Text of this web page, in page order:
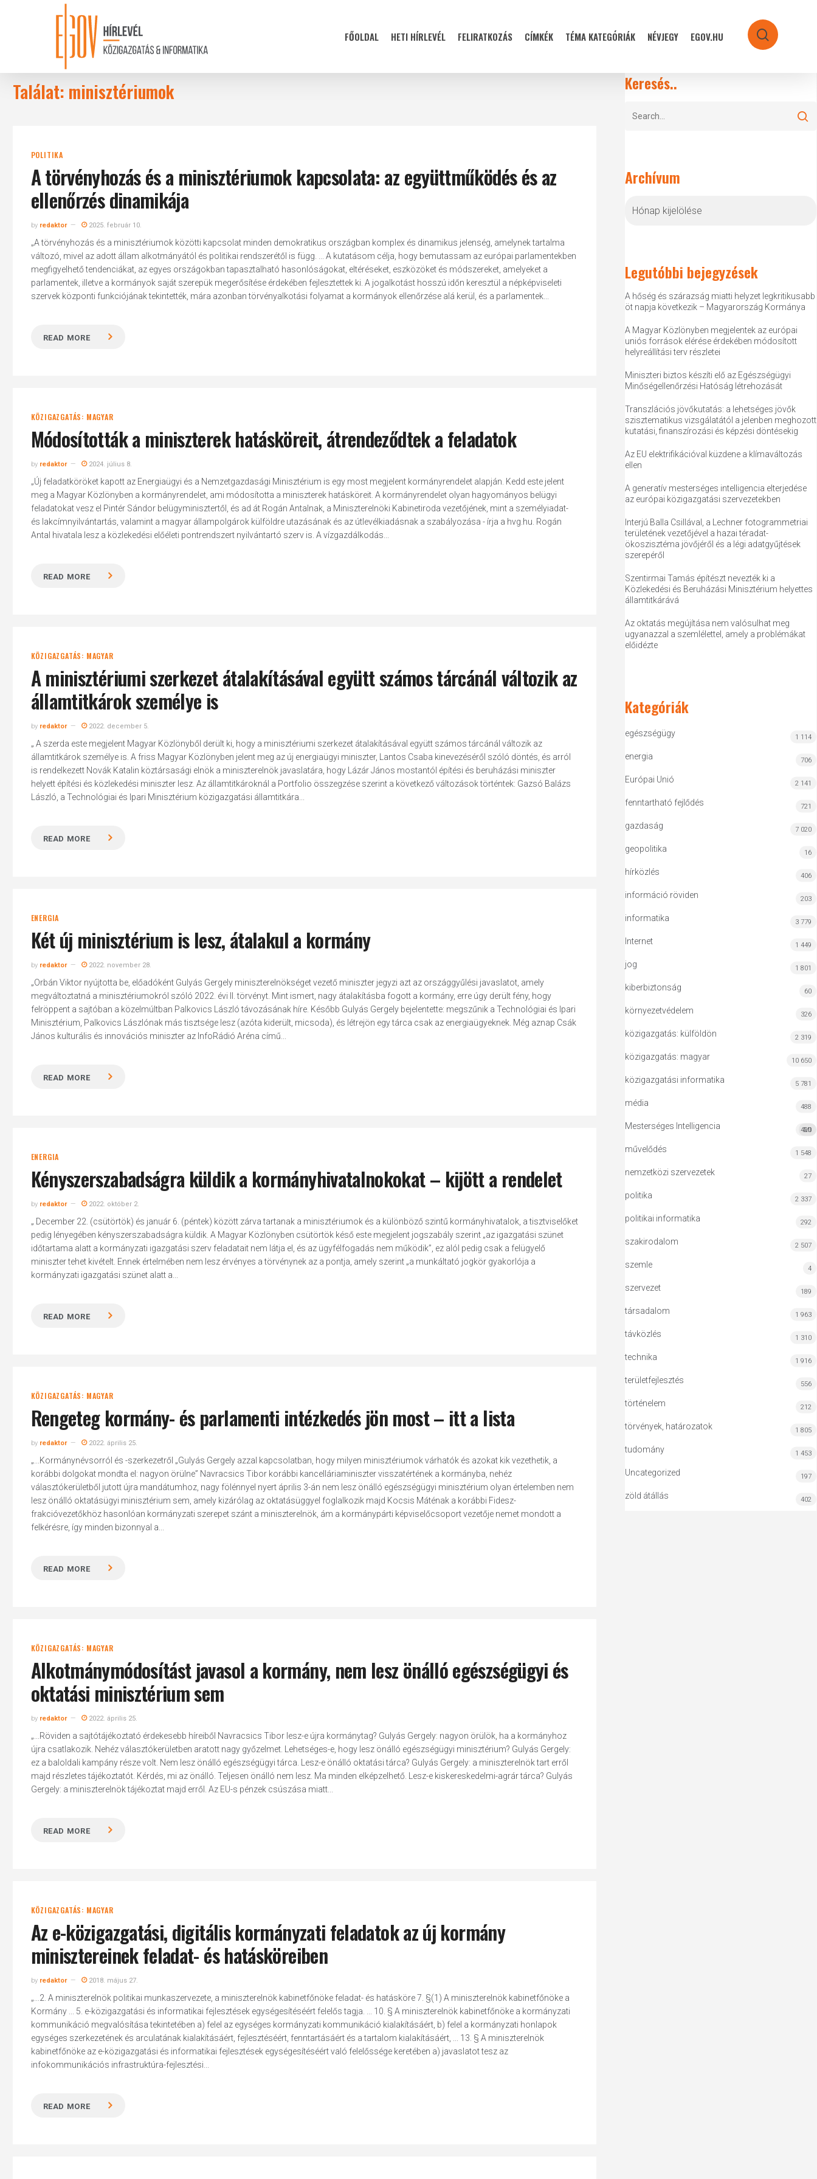
Hit enter to search or ESC to close
FŐOLDAL HETI HÍRLEVÉL FELIRATKOZÁS CÍMKÉK TÉMA KATEGÓRIÁK NÉVJEGY EGOV.HU search
Találat: minisztériumok
POLITIKA
A törvényhozás és a minisztériumok kapcsolata: az együttműködés és az
ellenőrzés dinamikája
by redaktor 2025. február 10.
„A törvényhozás és a minisztériumok közötti kapcsolat minden demokratikus országban komplex és dinamikus jelenség, amelynek tartalma
változó, mivel az adott állam alkotmányától és politikai rendszerétől is függ. ... A kutatásom célja, hogy bemutassam az európai parlamentekben
megfigyelhető tendenciákat, az egyes országokban tapasztalható hasonlóságokat, eltéréseket, eszközöket és módszereket, amelyeket a
parlamentek, illetve a kormányok saját szerepük megerősítése érdekében fejlesztettek ki. A jogalkotást hosszú időn keresztül a népképviseleti
szervek központi funkciójának tekintették, mára azonban törvényalkotási folyamat a kormányok ellenőrzése alá kerül, és a parlamentek...
READ MORE
KÖZIGAZGATÁS: MAGYAR
Módosították a miniszterek hatásköreit, átrendeződtek a feladatok
by redaktor 2024. július 8.
„Új feladatköröket kapott az Energiaügyi és a Nemzetgazdasági Minisztérium is egy most megjelent kormányrendelet alapján. Kedd este jelent
meg a Magyar Közlönyben a kormányrendelet, ami módosította a miniszterek hatásköreit. A kormányrendelet olyan hagyományos belügyi
feladatokat vesz el Pintér Sándor belügyminisztertől, és ad át Rogán Antalnak, a Miniszterelnöki Kabinetiroda vezetőjének, mint a személyiadat-
és lakcímnyilvántartás, valamint a magyar állampolgárok külföldre utazásának és az útlevélkiadásnak a szabályozása - írja a hvg.hu. Rogán
Antal hivatala lesz a közlekedési előéleti pontrendszert nyilvántartó szerv is. A vízgazdálkodás...
READ MORE
KÖZIGAZGATÁS: MAGYAR
A minisztériumi szerkezet átalakításával együtt számos tárcánál változik az
államtitkárok személye is
by redaktor 2022. december 5.
„ A szerda este megjelent Magyar Közlönyből derült ki, hogy a minisztériumi szerkezet átalakításával együtt számos tárcánál változik az
államtitkárok személye is. A friss Magyar Közlönyben jelent meg az új energiaügyi miniszter, Lantos Csaba kinevezéséről szóló döntés, és arról
is rendelkezett Novák Katalin köztársasági elnök a miniszterelnök javaslatára, hogy Lázár János mostantól építési és beruházási miniszter
helyett építési és közlekedési miniszter lesz. Az államtitkároknál a Portfolio összegzése szerint a következő változások történtek: Gazsó Balázs
László, a Technológiai és Ipari Minisztérium közigazgatási államtitkára...
READ MORE
ENERGIA
Két új minisztérium is lesz, átalakul a kormány
by redaktor 2022. november 28.
„Orbán Viktor nyújtotta be, előadóként Gulyás Gergely miniszterelnökséget vezető miniszter jegyzi azt az országgyűlési javaslatot, amely
megváltoztatná a minisztériumokról szóló 2022. évi II. törvényt. Mint ismert, nagy átalakításba fogott a kormány, erre úgy derült fény, hogy
felröppent a sajtóban a közelmúltban Palkovics László távozásának híre. Később Gulyás Gergely bejelentette: megszűnik a Technológiai és Ipari
Minisztérium, Palkovics Lászlónak más tisztsége lesz (azóta kiderült, micsoda), és létrejön egy tárca csak az energiaügyeknek. Még aznap Csák
János kulturális és innovációs miniszter az InfoRádió Aréna című...
READ MORE
ENERGIA
Kényszerszabadságra küldik a kormányhivatalnokokat – kijött a rendelet
by redaktor 2022. október 2.
„ December 22. (csütörtök) és január 6. (péntek) között zárva tartanak a minisztériumok és a különböző szintű kormányhivatalok, a tisztviselőket
pedig lényegében kényszerszabadságra küldik. A Magyar Közlönyben csütörtök késő este megjelent jogszabály szerint „az igazgatási szünet
időtartama alatt a kormányzati igazgatási szerv feladatait nem látja el, és az ügyfélfogadás nem működik”, ez alól pedig csak a felügyelő
miniszter tehet kivételt. Ennek értelmében nem lesz érvényes a törvénynek az a pontja, amely szerint „a munkáltató jogkör gyakorlója a
kormányzati igazgatási szünet alatt a...
READ MORE
KÖZIGAZGATÁS: MAGYAR
Rengeteg kormány- és parlamenti intézkedés jön most – itt a lista
by redaktor 2022. április 25.
„...Kormánynévsorról és -szerkezetről „Gulyás Gergely azzal kapcsolatban, hogy milyen minisztériumok várhatók és azokat kik vezethetik, a
korábbi dolgokat mondta el: nagyon örülne” Navracsics Tibor korábbi kancelláriaminiszter visszatértének a kormányba, nehéz
választókerületből jutott újra mandátumhoz, nagy fölénnyel nyert április 3-án nem lesz önálló egészségügyi minisztérium olyan értelemben nem
lesz önálló oktatásügyi minisztérium sem, amely kizárólag az oktatásüggyel foglalkozik majd Kocsis Máténak a korábbi Fidesz-
frakcióvezetőkhöz hasonlóan kormányzati szerepet szánt a miniszterelnök, ám a kormánypárti képviselőcsoport vezetője nemet mondott a
felkérésre, így minden bizonnyal a...
READ MORE
KÖZIGAZGATÁS: MAGYAR
Alkotmánymódosítást javasol a kormány, nem lesz önálló egészségügyi és
oktatási minisztérium sem
by redaktor 2022. április 25.
„...Röviden a sajtótájékoztató érdekesebb híreiből Navracsics Tibor lesz-e újra kormánytag? Gulyás Gergely: nagyon örülök, ha a kormányhoz
újra csatlakozik. Nehéz választókerületben aratott nagy győzelmet. Lehetséges-e, hogy lesz önálló egészségügyi minisztérium? Gulyás Gergely:
ez a baloldali kampány része volt. Nem lesz önálló egészségügyi tárca. Lesz-e önálló oktatási tárca? Gulyás Gergely: a miniszterelnök tart erről
majd részletes tájékoztatót. Kérdés, mi az önálló. Teljesen önálló nem lesz. Ma minden elképzelhető. Lesz-e kiskereskedelmi-agrár tárca? Gulyás
Gergely: a miniszterelnök tájékoztat majd erről. Az EU-s pénzek csúszása miatt...
READ MORE
KÖZIGAZGATÁS: MAGYAR
Az e-közigazgatási, digitális kormányzati feladatok az új kormány
minisztereinek feladat- és hatásköreiben
by redaktor 2018. május 27.
„...2. A miniszterelnök politikai munkaszervezete, a miniszterelnök kabinetfőnöke feladat- és hatásköre 7. §(1) A miniszterelnök kabinetfőnöke a
Kormány ... 5. e-közigazgatási és informatikai fejlesztések egységesítéséért felelős tagja. ... 10. § A miniszterelnök kabinetfőnöke a kormányzati
kommunikáció megvalósítása tekintetében a) felel az egységes kormányzati kommunikáció kialakításáért, b) felel a kormányzati honlapok
egységes szerkezetének és arculatának kialakításáért, fejlesztéséért, fenntartásáért és a tartalom kialakításáért, ... 13. § A miniszterelnök
kabinetfőnöke az e-közigazgatási és informatikai fejlesztések egységesítéséért való felelőssége keretében a) javaslatot tesz az
infokommunikációs infrastruktúra-fejlesztési...
READ MORE
Keresés..
Archívum
Legutóbbi bejegyzések
A hőség és szárazság miatti helyzet legkritikusabb
öt napja következik – Magyarország Kormánya
A Magyar Közlönyben megjelentek az európai
uniós források elérése érdekében módosított
helyreállítási terv részletei
Miniszteri biztos készíti elő az Egészségügyi
Minőségellenőrzési Hatóság létrehozását
Transzlációs jövőkutatás: a lehetséges jövők
szisztematikus vizsgálatától a jelenben meghozott
kutatási, finanszírozási és képzési döntésekig
Az EU elektrifikációval küzdene a klímaváltozás
ellen
A generatív mesterséges intelligencia elterjedése
az európai közigazgatási szervezetekben
Interjú Balla Csillával, a Lechner fotogrammetriai
területének vezetőjével a hazai téradat-
ökoszisztéma jövőjéről és a légi adatgyűjtések
szerepéről
Szentirmai Tamás építészt nevezték ki a
Közlekedési és Beruházási Minisztérium helyettes
államtitkárává
Az oktatás megújítása nem valósulhat meg
ugyanazzal a szemlélettel, amely a problémákat
előidézte
Kategóriák
egészségügy 1 114
energia 706
Európai Unió 2 141
fenntartható fejlődés 721
gazdaság 7 020
geopolitika 16
hírközlés 406
információ röviden 203
informatika 3 779
Internet 1 449
jog 1 801
kiberbiztonság 60
környezetvédelem 326
közigazgatás: külföldön 2 319
közigazgatás: magyar 10 650
közigazgatási informatika 5 781
média 488
Mesterséges Intelligencia MI
420
művelődés 1 548
nemzetközi szervezetek 27
politika 2 337
politikai informatika 292
szakirodalom 2 507
szemle 4
szervezet 189
társadalom 1 963
távközlés 1 310
technika 1 916
területfejlesztés 556
történelem 212
törvények, határozatok 1 805
tudomány 1 453
Uncategorized 197
zöld átállás 402